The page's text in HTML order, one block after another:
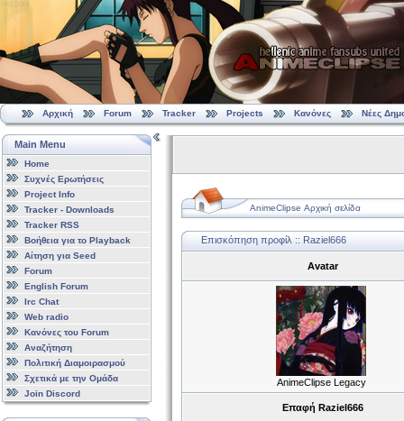
Αρχική Forum Tracker Projects Κανόνες Νέες
Main Menu
Home
Συχνές Ερωτήσεις
Project Info
Tracker - Downloads
Tracker RSS
Βοήθεια για το Playback
Αίτηση για Seed
Forum
English Forum
Irc Chat
Web radio
Κανόνες του Forum
Αναζήτηση
Πολιτική Διαμοιρασμού
Σχετικά με την Ομάδα
Join Discord
AnimeClipse Αρχική σελίδα
Επισκόπηση προφίλ :: Raziel666
Avatar
AnimeClipse Legacy
Επαφή Raziel666